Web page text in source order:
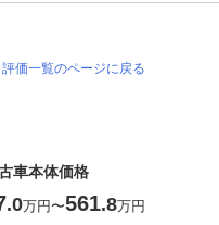
価一覧のページに戻る
車本体価格
.0万円〜561.8万円